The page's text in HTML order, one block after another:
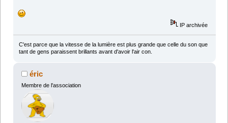
IP archivée
C'est parce que la vitesse de la lumière est plus grande que celle du son que
tant de gens paraissent brillants avant d'avoir l'air con.
éric
Membre de l'association